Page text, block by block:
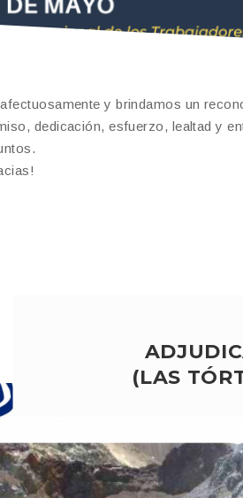
y brindamos un
dedicación, esfuerzo, lealtad y
(LAS